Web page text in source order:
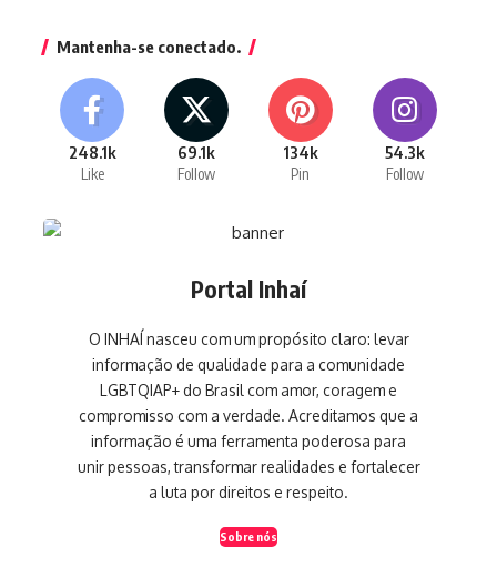
Mantenha-se conectado.
248.1k
Like
69.1k
Follow
134k
Pin
54.3k
Follow
Portal Inhaí
O INHAÍ nasceu com um propósito claro: levar
informação de qualidade para a comunidade
LGBTQIAP+ do Brasil com amor, coragem e
compromisso com a verdade. Acreditamos que a
informação é uma ferramenta poderosa para
unir pessoas, transformar realidades e fortalecer
a luta por direitos e respeito.
Sobre nós